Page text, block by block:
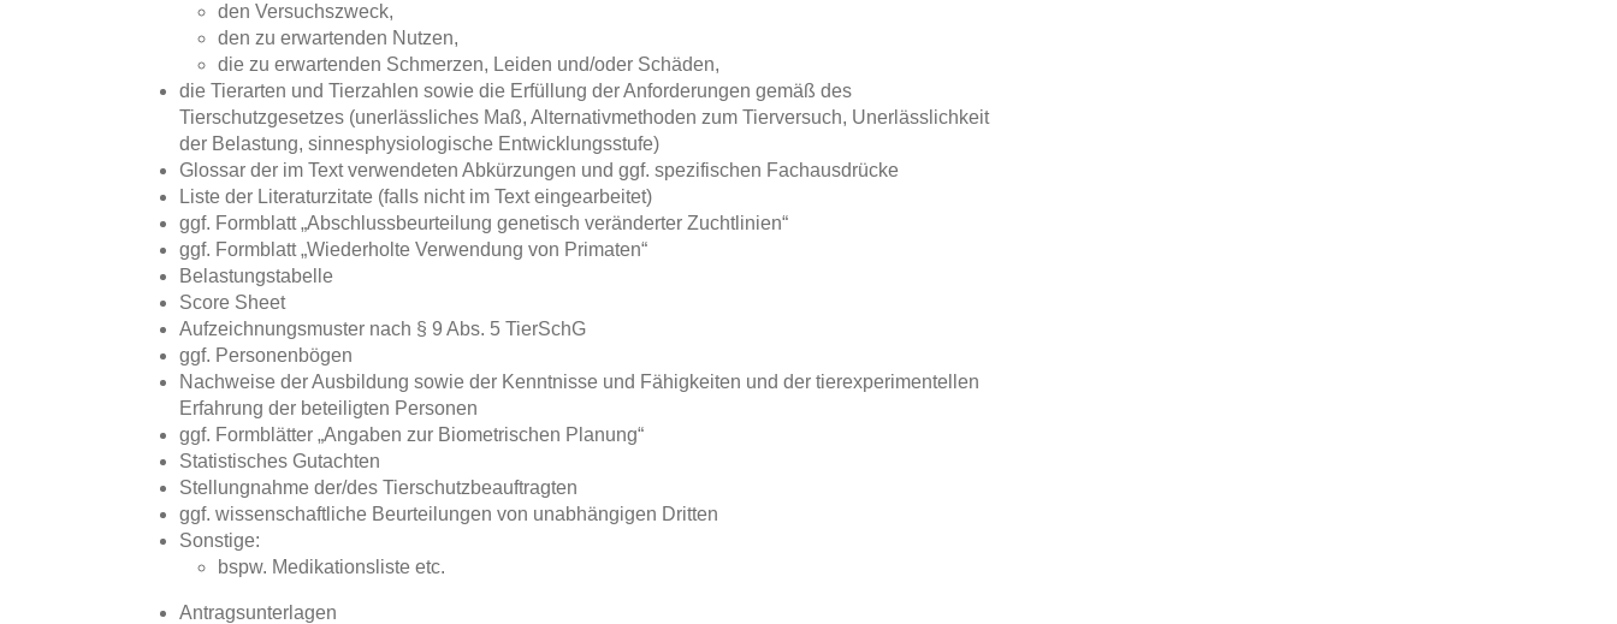
den Versuchszweck,
den zu erwartenden Nutzen,
die zu erwartenden Schmerzen, Leiden und/oder Schäden,
die Tierarten und Tierzahlen sowie die Erfüllung der Anforderungen gemäß des
Tierschutzgesetzes (unerlässliches Maß, Alternativmethoden zum Tierversuch, Unerlässlichkeit
der Belastung, sinnesphysiologische Entwicklungsstufe)
Glossar der im Text verwendeten Abkürzungen und ggf. spezifischen Fachausdrücke
Liste der Literaturzitate (falls nicht im Text eingearbeitet)
ggf. Formblatt „Abschlussbeurteilung genetisch veränderter Zuchtlinien“
ggf. Formblatt „Wiederholte Verwendung von Primaten“
Belastungstabelle
Score Sheet
Aufzeichnungsmuster nach § 9 Abs. 5 TierSchG
ggf. Personenbögen
Nachweise der Ausbildung sowie der Kenntnisse und Fähigkeiten und der tierexperimentellen
Erfahrung der beteiligten Personen
ggf. Formblätter „Angaben zur Biometrischen Planung“
Statistisches Gutachten
Stellungnahme der/des Tierschutzbeauftragten
ggf. wissenschaftliche Beurteilungen von unabhängigen Dritten
Sonstige:
bspw. Medikationsliste etc.
Antragsunterlagen